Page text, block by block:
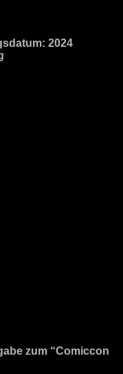
2024
zum “Comiccon